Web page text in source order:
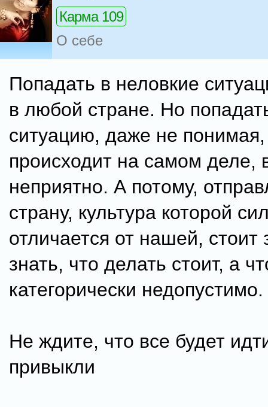
Карма 109
О себе
Попадать в неловкие
в любой стране. Но
ситуацию, даже не
происходит на самом деле,
неприятно. А потому,
страну, культура которой
отличается от нашей, стоит
знать, что делать стоит, а
категорически недопустимо.
Не ждите, что все будет
привыкли